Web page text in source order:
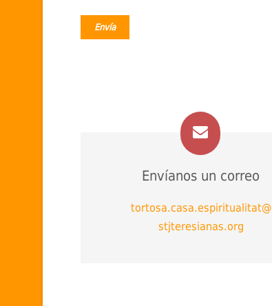
Envíanos un correo
tortosa.casa.espiritualitat@
stjteresianas.org